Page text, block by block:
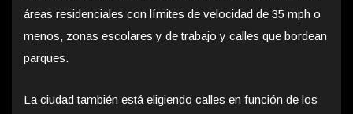
áreas residenciales con límites de velocidad de 35 mph o
menos, zonas escolares y de trabajo y calles que bordean
parques.
La ciudad también está eligiendo calles en función de los